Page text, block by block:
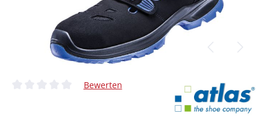
Durchschnittliche Bewertung von 0 von 5 Sternen
Bewerten